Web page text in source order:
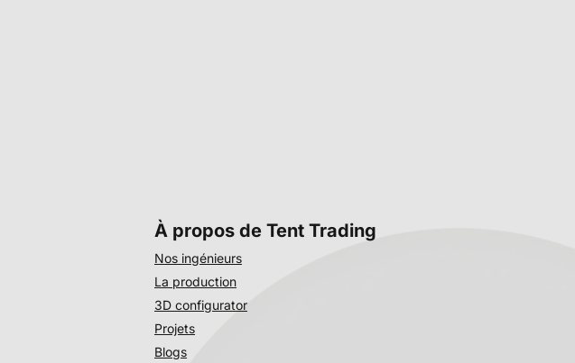
À propos de Tent Trading
Nos ingénieurs
La production
3D configurator
Projets
Blogs